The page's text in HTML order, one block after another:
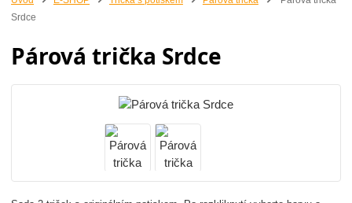
Srdce
Párová trička Srdce